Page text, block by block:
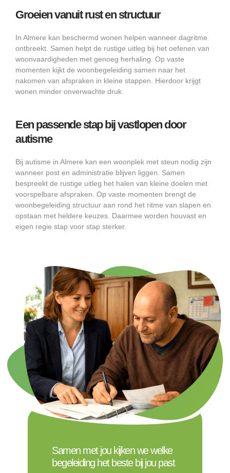
Groeien vanuit rust en structuur
In Almere kan beschermd wonen helpen wanneer dagritme
ontbreekt. Samen helpt de rustige uitleg bij het oefenen van
woonvaardigheden met genoeg herhaling. Op vaste
momenten kijkt de woonbegeleiding samen naar het
nakomen van afspraken in kleine stappen. Hierdoor krijgt
wonen minder onverwachte druk.
Een passende stap bij vastlopen door
autisme
Bij autisme in Almere kan een woonplek met steun nodig zijn
wanneer post en administratie blijven liggen. Samen
bespreekt de rustige uitleg het halen van kleine doelen met
voorspelbare afspraken. Op vaste momenten brengt de
woonbegeleiding structuur aan rond het ritme van slapen en
opstaan met heldere keuzes. Daarmee worden houvast en
eigen regie stap voor stap sterker.
Samen met jou kijken we welke
begeleiding het beste bij jou past